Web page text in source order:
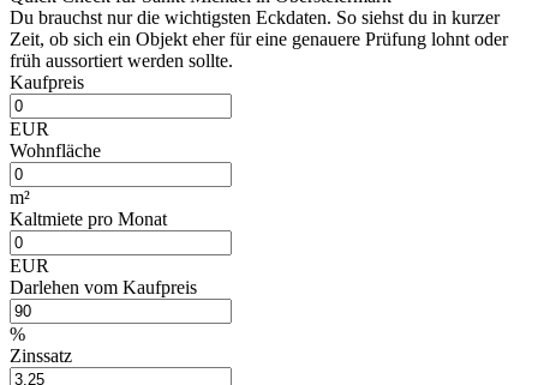
Du brauchst nur die wichtigsten Eckdaten. So siehst du in kurzer
Zeit, ob sich ein Objekt eher für eine genauere Prüfung lohnt oder
früh aussortiert werden sollte.
Kaufpreis
EUR
Wohnfläche
m²
Kaltmiete pro Monat
EUR
Darlehen vom Kaufpreis
%
Zinssatz